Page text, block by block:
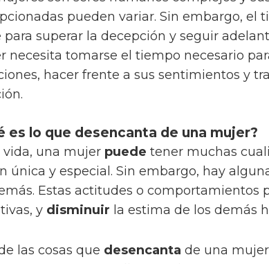
pueden variar. Sin embargo, el
para superar la decepción y seguir
necesita tomarse el tiempo necesario
hacer frente a sus sentimientos y
es lo que desencanta de una mujer?
vida, una mujer puede tener muchas
única y especial. Sin embargo, hay
Estas actitudes o comportamientos
y disminuir la estima de los demás
las cosas que desencanta de una